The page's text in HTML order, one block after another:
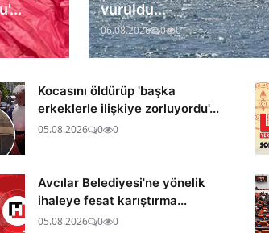
vuruldu...
06.08.2026 0 0
Kocasını öldürüp 'başka
erkeklerle ilişkiye zorluyordu'...
05.08.2026 0 0
Avcılar Belediyesi'ne yönelik
ihaleye fesat karıştırma...
05.08.2026 0 0